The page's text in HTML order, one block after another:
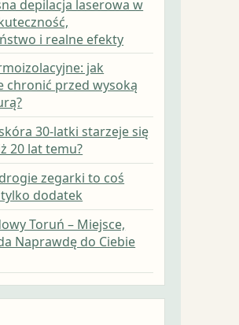
depilacja laserowa w
i realne efekty
jak
chronić przed wysoką
30-latki starzeje się
20 lat temu?
zegarki to coś
dodatek
Toruń – Miejsce,
Naprawdę do Ciebie